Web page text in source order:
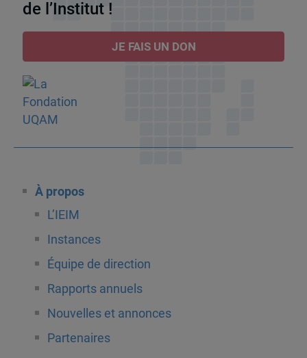
de l’Institut !
JE FAIS UN DON
À propos
L’IEIM
Instances
Équipe de direction
Rapports annuels
Nouvelles et annonces
Partenaires